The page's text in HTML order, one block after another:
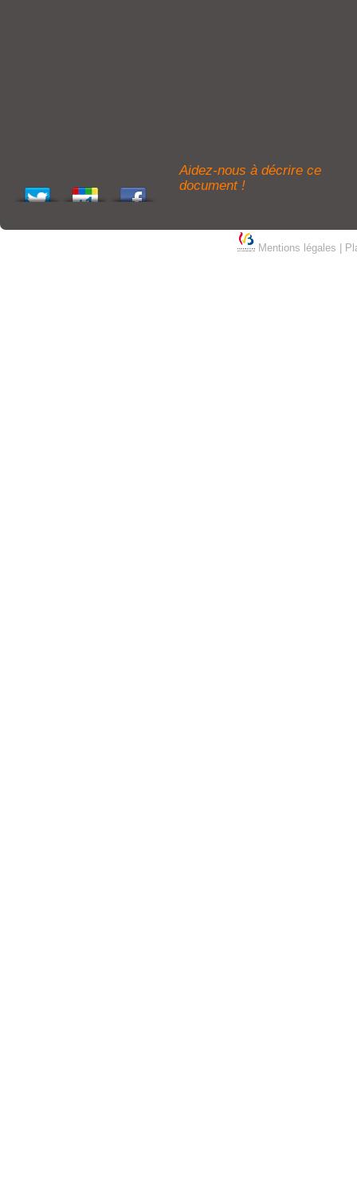
Aidez-nous à décrire ce
document !
Mentions légales